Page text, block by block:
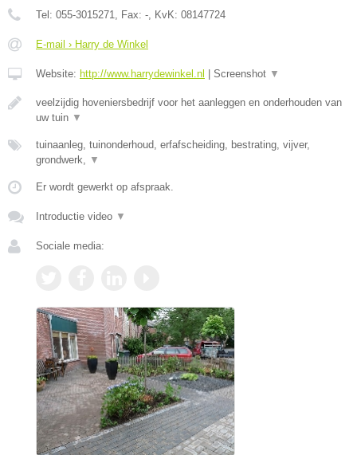
Tel: 055-3015271, Fax: -, KvK: 08147724
E-mail › Harry de Winkel
Website: http://www.harrydewinkel.nl Screenshot ▼
veelzijdig hoveniersbedrijf voor het aanleggen en onderhouden van
uw tuin ▼
tuinaanleg, tuinonderhoud, erfafscheiding, bestrating, vijver,
grondwerk, ▼
Er wordt gewerkt op afspraak.
Introductie video ▼
Sociale media: